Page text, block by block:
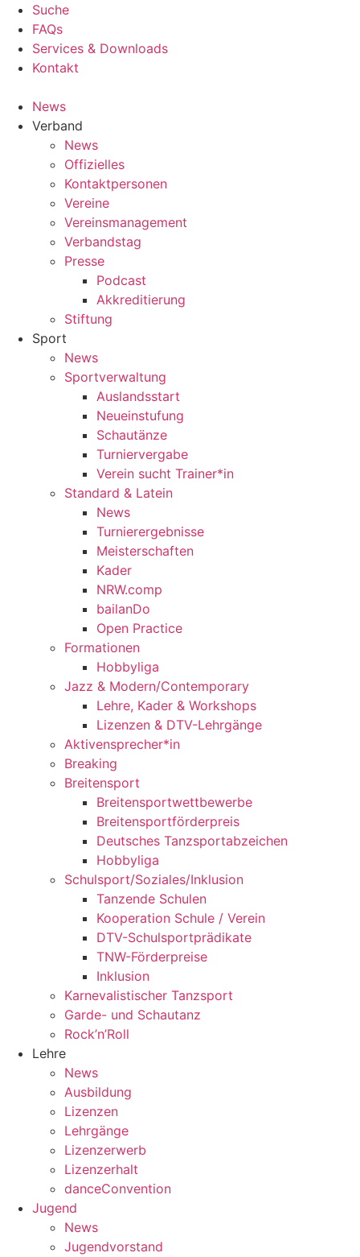
Suche
FAQs
Services & Downloads
Kontakt
News
Verband
News
Offizielles
Kontaktpersonen
Vereine
Vereinsmanagement
Verbandstag
Presse
Podcast
Akkreditierung
Stiftung
Sport
News
Sportverwaltung
Auslandsstart
Neueinstufung
Schautänze
Turniervergabe
Verein sucht Trainer*in
Standard & Latein
News
Turnierergebnisse
Meisterschaften
Kader
NRW.comp
bailanDo
Open Practice
Formationen
Hobbyliga
Jazz & Modern/Contemporary
Lehre, Kader & Workshops
Lizenzen & DTV-Lehrgänge
Aktivensprecher*in
Breaking
Breitensport
Breitensportwettbewerbe
Breitensportförderpreis
Deutsches Tanzsportabzeichen
Hobbyliga
Schulsport/Soziales/Inklusion
Tanzende Schulen
Kooperation Schule / Verein
DTV-Schulsportprädikate
TNW-Förderpreise
Inklusion
Karnevalistischer Tanzsport
Garde- und Schautanz
Rock’n’Roll
Lehre
News
Ausbildung
Lizenzen
Lehrgänge
Lizenzerwerb
Lizenzerhalt
danceConvention
Jugend
News
Jugendvorstand